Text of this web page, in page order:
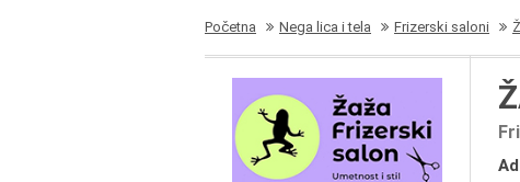
Početna Nega lica i tela Frizerski saloni